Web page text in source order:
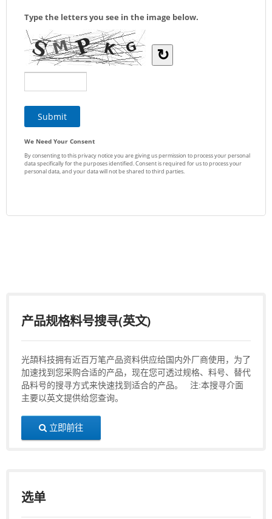
产品规格料号搜寻(英文)
光頡科技拥有近百万笔产品资料供应给国内外厂商使用，为了
加速找到您采购合适的产品，现在您可透过规格、料号、替代
品料号的搜寻方式来快速找到适合的产品。 注:本搜寻介面
主要以英文提供给您查询。
立即前往
选单